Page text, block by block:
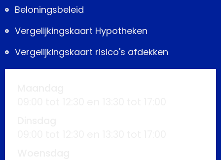
Beloningsbeleid
Vergelijkingskaart Hypotheken
Vergelijkingskaart risico's afdekken